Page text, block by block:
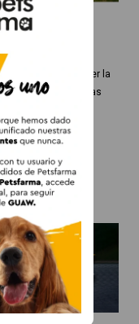
en promover la
reflejado en nuestras
GUAW